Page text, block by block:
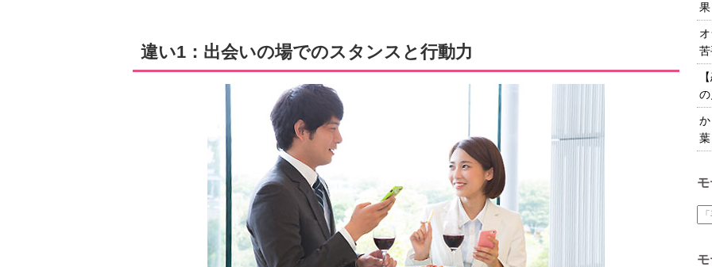
違い1：出会いの場でのスタンスと行動力